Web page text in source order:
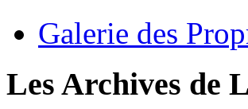
Galerie des
Les Archives de